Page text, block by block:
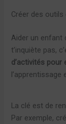
Créer des
Aider un enfant
t’inquiète pas,
d’activités pour
l’apprentissage
La clé est de
Par exemple,